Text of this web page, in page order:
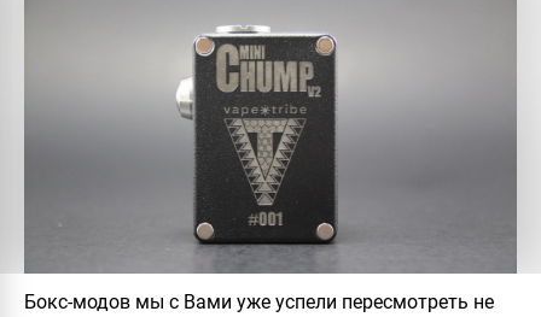
Бокс-модов мы с Вами уже успели пересмотреть не